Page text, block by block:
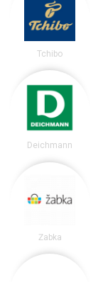
Tchibo
Deichmann
Žabka